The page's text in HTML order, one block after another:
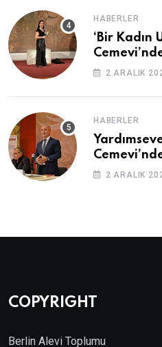
HABERLER
‘Bir Kadın
2 ARALIK
HABERLER
2 ARALIK
COPYRIGHT
Berlin Alevi Toplumu